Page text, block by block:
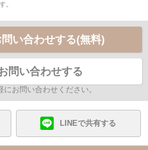
。
い合わせする(無料)
問い合わせする
お問い合わせください。
LINEで共有する